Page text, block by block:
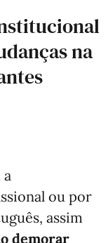
na
a
ou por
assim
demorar